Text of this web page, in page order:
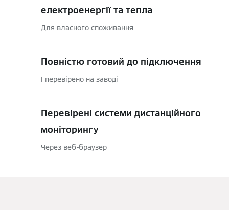
електроенергії та тепла
Для власного споживання
Повністю готовий до підключення
І перевірено на заводі
Перевірені системи дистанційного
моніторингу
Через веб-браузер